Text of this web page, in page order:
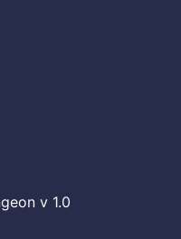
v 1.0